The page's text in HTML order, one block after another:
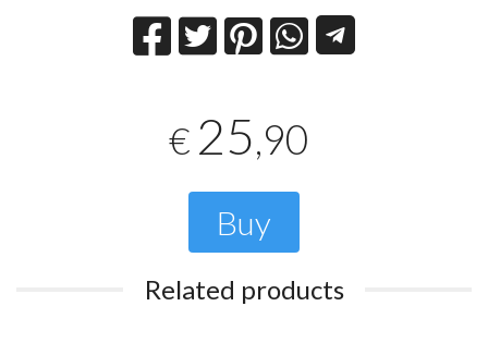
€ 25,90
Buy
Related products